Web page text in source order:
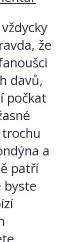
že
davů,
počkat
a
patří
byste